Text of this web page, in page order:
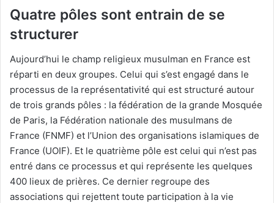
Quatre pôles sont entrain de se
structurer
Aujourd’hui le champ religieux musulman en France est
réparti en deux groupes. Celui qui s’est engagé dans le
processus de la représentativité qui est structuré autour
de trois grands pôles : la fédération de la grande Mosquée
de Paris, la Fédération nationale des musulmans de
France (FNMF) et l’Union des organisations islamiques de
France (UOIF). Et le quatrième pôle est celui qui n’est pas
entré dans ce processus et qui représente les quelques
400 lieux de prières. Ce dernier regroupe des
associations qui rejettent toute participation à la vie